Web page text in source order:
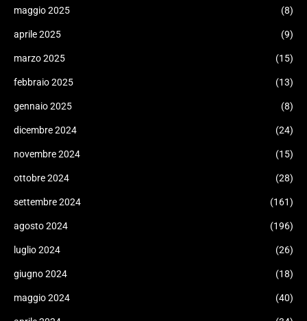
maggio 2025 (8)
aprile 2025 (9)
marzo 2025 (15)
febbraio 2025 (13)
gennaio 2025 (8)
dicembre 2024 (24)
novembre 2024 (15)
ottobre 2024 (28)
settembre 2024 (161)
agosto 2024 (196)
luglio 2024 (26)
giugno 2024 (18)
maggio 2024 (40)